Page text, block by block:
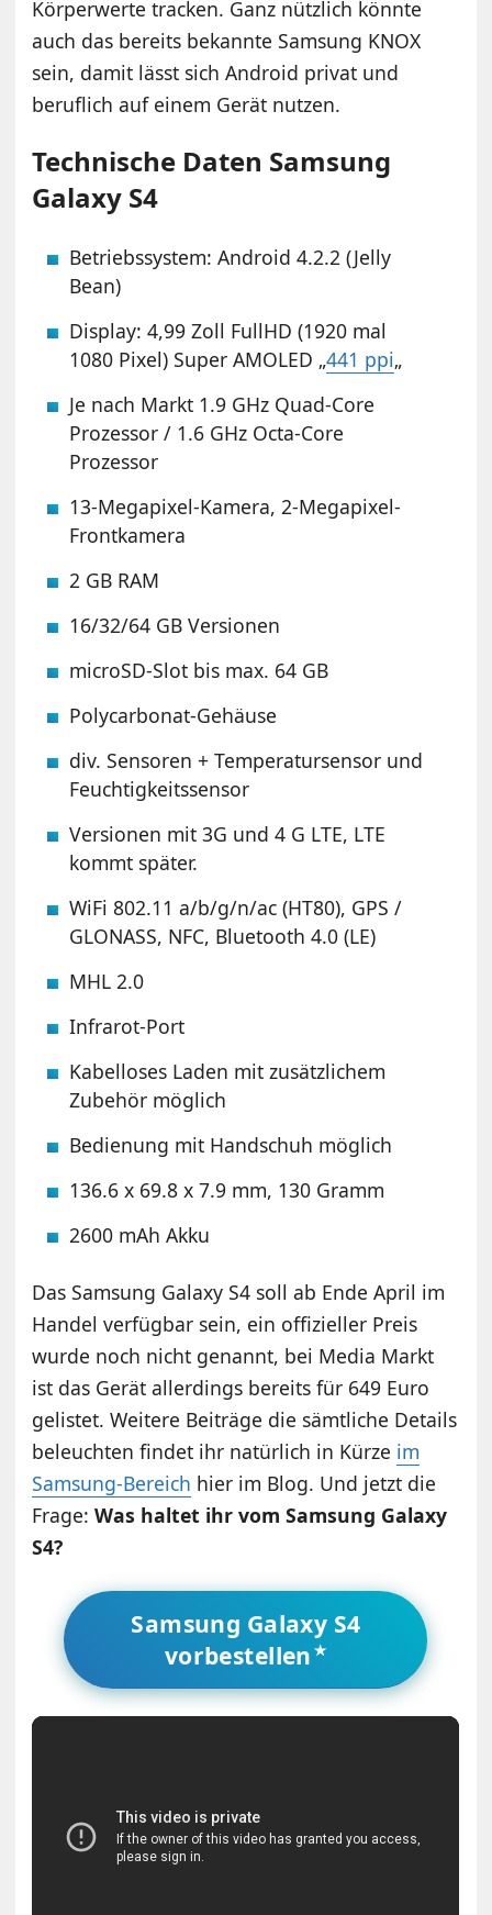
Körperwerte tracken. Ganz nützlich könnte
auch das bereits bekannte Samsung KNOX
sein, damit lässt sich Android privat und
beruflich auf einem Gerät nutzen.
Technische Daten Samsung
Galaxy S4
Betriebssystem: Android 4.2.2 (Jelly
Bean)
Display: 4,99 Zoll FullHD (1920 mal
1080 Pixel) Super AMOLED „441 ppi„
Je nach Markt 1.9 GHz Quad-Core
Prozessor / 1.6 GHz Octa-Core
Prozessor
13-Megapixel-Kamera, 2-Megapixel-
Frontkamera
2 GB RAM
16/32/64 GB Versionen
microSD-Slot bis max. 64 GB
Polycarbonat-Gehäuse
div. Sensoren + Temperatursensor und
Feuchtigkeitssensor
Versionen mit 3G und 4 G LTE, LTE
kommt später.
WiFi 802.11 a/b/g/n/ac (HT80), GPS /
GLONASS, NFC, Bluetooth 4.0 (LE)
MHL 2.0
Infrarot-Port
Kabelloses Laden mit zusätzlichem
Zubehör möglich
Bedienung mit Handschuh möglich
136.6 x 69.8 x 7.9 mm, 130 Gramm
2600 mAh Akku
Das Samsung Galaxy S4 soll ab Ende April im
Handel verfügbar sein, ein offizieller Preis
wurde noch nicht genannt, bei Media Markt
ist das Gerät allerdings bereits für 649 Euro
gelistet. Weitere Beiträge die sämtliche Details
beleuchten findet ihr natürlich in Kürze im
Samsung-Bereich hier im Blog. Und jetzt die
Frage:Was haltet ihr vom Samsung Galaxy
S4?
Samsung Galaxy S4
vorbestellen